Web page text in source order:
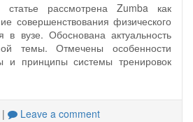
рассмотрена Zumba как
совершенствования физического
в вузе. Обоснована актуальность
темы. Отмечены особенности
и принципы системы тренировок
| Leave a comment